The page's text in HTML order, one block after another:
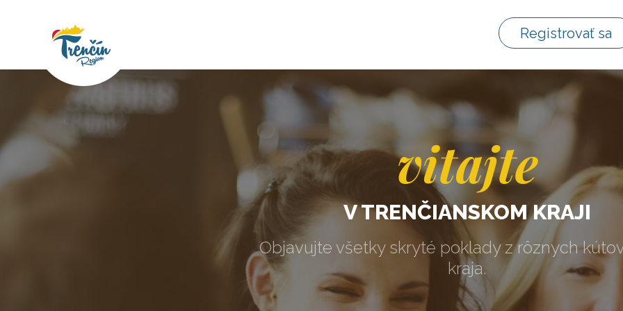
Registrovať sa
vitajte
V TRENČIANSKOM KRAJI
Objavujte všetky skryté poklady z rôznych
kraja.